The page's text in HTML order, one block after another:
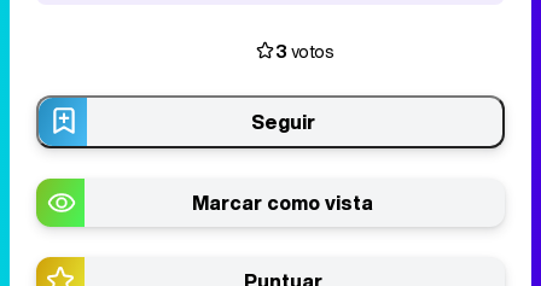
3votos
Seguir
Marcar como vista